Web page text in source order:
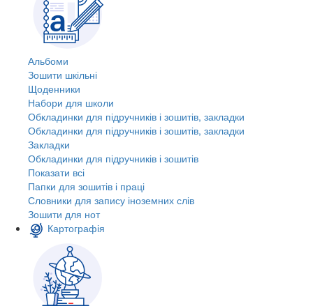
Альбоми
Зошити шкільні
Щоденники
Набори для школи
Обкладинки для підручників і зошитів, закладки
Обкладинки для підручників і зошитів, закладки
Закладки
Обкладинки для підручників і зошитів
Показати всі
Папки для зошитів і праці
Словники для запису іноземних слів
Зошити для нот
Картографія